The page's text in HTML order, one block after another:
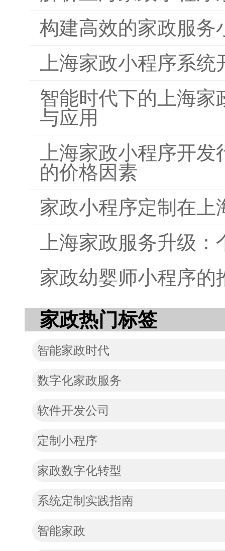
构建高效的家政服务
上海家政小程序系
智能时代下的上海家
与应用
上海家政小程序开
的价格因素
家政小程序定制在上
上海家政服务升级
家政幼婴师小程序的
家政热门标签
智能家政时代
数字化家政服务
软件开发公司
定制小程序
家政数字化转型
系统定制实践指南
智能家政